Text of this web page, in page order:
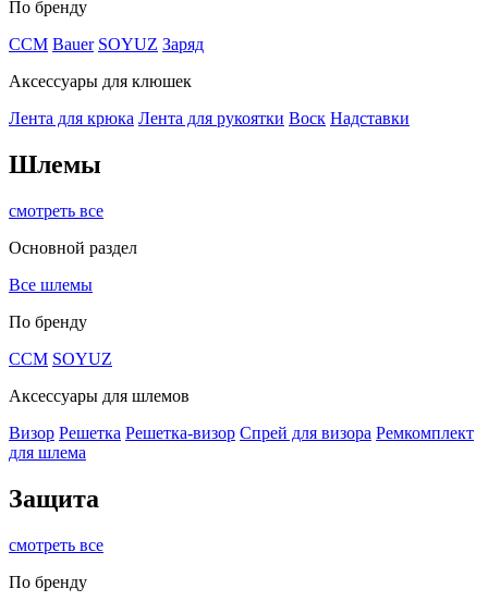
По бренду
CCM Bauer SOYUZ Заряд
Аксессуары для клюшек
Лента для крюка Лента для рукоятки Воск Надставки
Шлемы
смотреть все
Основной раздел
Все шлемы
По бренду
CCM SOYUZ
Аксессуары для шлемов
Визор Решетка Решетка-визор Спрей для визора Ремкомплект
для шлема
Защита
смотреть все
По бренду